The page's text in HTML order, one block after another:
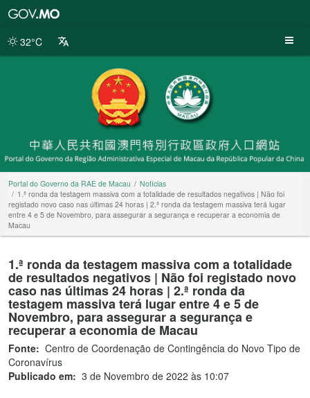
da
32°C
Portal do Governo da RAE de Macau
Notícias
1.ª ronda da testagem massiva com a totalidade de resultados negativos | Não foi
registado novo caso nas últimas 24 horas | 2.ª ronda da testagem massiva terá lugar
entre 4 e 5 de Novembro, para assegurar a segurança e recuperar a economia de
Macau
1.ª ronda da testagem massiva com a totalidade
de resultados negativos | Não foi registado novo
caso nas últimas 24 horas | 2.ª ronda da
testagem massiva terá lugar entre 4 e 5 de
Novembro, para assegurar a segurança e
recuperar a economia de Macau
Fonte: Centro de Coordenação de Contingência do Novo Tipo de
Coronavírus
Publicado em: 3 de Novembro de 2022 às 10:07